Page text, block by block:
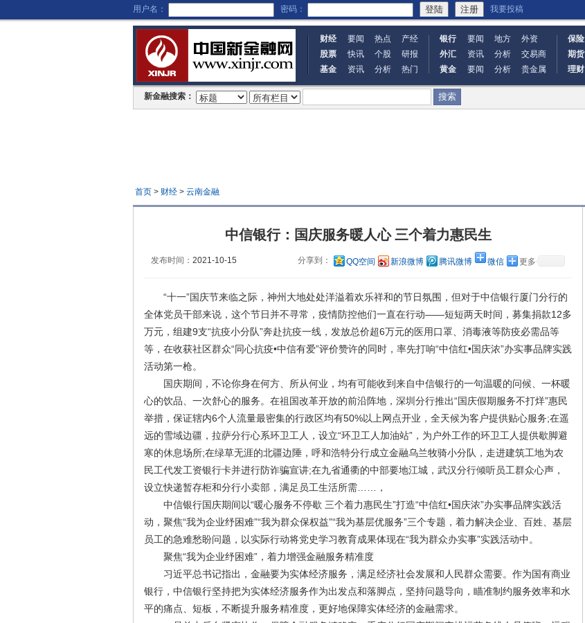
用户名： 密码： 我要投稿
财经 要闻 热点
产经
股票
快讯 个股
研报
基金
资讯 分析 热门
银行 要闻 地方
外资
外汇
资讯 分析
交易商
黄金
要闻 分析 贵金属
保险
期货
理财
新金融搜索：
首页> 财经> 云南金融
中信银行：国庆服务暖人心 三个着力惠民生
发布时间： 2021-10-15 分享到： QQ空间 新浪微博 腾讯微博 微信 更多
“十一”国庆节来临之际，神州大地处处洋溢着欢乐祥和的节日氛围，但对于中信银行厦门分行的
全体党员干部来说，这个节日并不寻常，疫情防控他们一直在行动——短短两天时间，募集捐款12多
万元，组建9支“抗疫小分队”奔赴抗疫一线，发放总价超6万元的医用口罩、消毒液等防疫必需品等
等，在收获社区群众“同心抗疫•中信有爱”评价赞许的同时，率先打响“中信红•国庆浓”办实事品牌实践
活动第一枪。
国庆期间，不论你身在何方、所从何业，均有可能收到来自中信银行的一句温暖的问候、一杯暖
心的饮品、一次舒心的服务。在祖国改革开放的前沿阵地，深圳分行推出“国庆假期服务不打烊”惠民
举措，保证辖内6个人流量最密集的行政区均有50%以上网点开业，全天候为客户提供贴心服务;在遥
远的雪域边疆，拉萨分行心系环卫工人，设立“环卫工人加油站”，为户外工作的环卫工人提供歇脚避
寒的休息场所;在绿草无涯的北疆边陲，呼和浩特分行成立金融乌兰牧骑小分队，走进建筑工地为农
民工代发工资银行卡并进行防诈骗宣讲;在九省通衢的中部要地江城，武汉分行倾听员工群众心声，
设立快递暂存柜和分行小卖部，满足员工生活所需……，
中信银行国庆期间以“暖心服务不停歇 三个着力惠民生”打造“中信红•国庆浓”办实事品牌实践活
动，聚焦“我为企业纾困难”“我为群众保权益”“我为基层优服务”三个专题，着力解决企业、百姓、基层
员工的急难愁盼问题，以实际行动将党史学习教育成果体现在“我为群众办实事”实践活动中。
聚焦“我为企业纾困难”，着力增强金融服务精准度
习近平总书记指出，金融要为实体经济服务，满足经济社会发展和人民群众需要。作为国有商业
银行，中信银行坚持把为实体经济服务作为出发点和落脚点，坚持问题导向，瞄准制约服务效率和水
平的痛点、短板，不断提升服务精准度，更好地保障实体经济的金融需求。